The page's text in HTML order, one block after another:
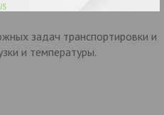
задач транспортировки и
и температуры.